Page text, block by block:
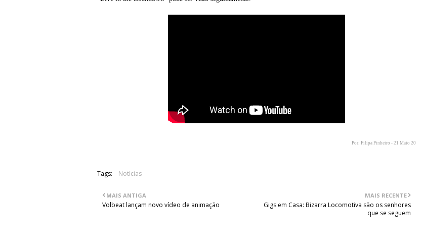
Por: Filipa Pinheiro - 21 Maio 20
Tags: Notícias
MAIS RECENTE
Gigs em Casa: Bizarra Locomotiva são os senhores
que se seguem
MAIS ANTIGA
Volbeat lançam novo vídeo de animação